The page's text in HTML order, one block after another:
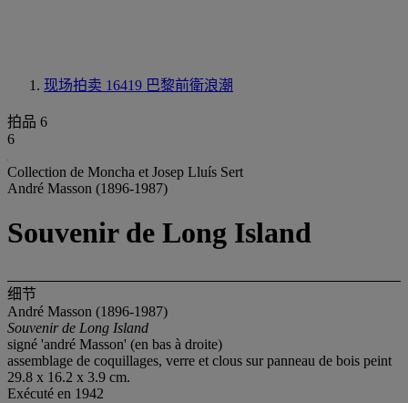
现场拍卖 16419 巴黎前衛浪潮
拍品 6
6
Collection de Moncha et Josep Lluís Sert
André Masson (1896-1987)
Souvenir de Long Island
细节
André Masson (1896-1987)
Souvenir de Long Island
signé 'andré Masson' (en bas à droite)
assemblage de coquillages, verre et clous sur panneau de bois peint
29.8 x 16.2 x 3.9 cm.
Exécuté en 1942